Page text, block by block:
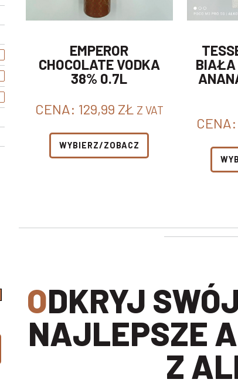
EMPEROR
CHOCOLATE VODKA
38% 0.7L
CENA: 129,99 ZŁ Z VAT
WYBIERZ/ZOBACZ
BIAŁA
CENA:
ODKRYJ SWÓJ SMAK I WYBIERZ
NAJLEPSZE
Z